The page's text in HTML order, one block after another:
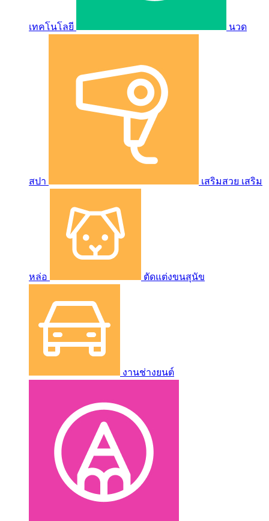
เทคโนโลยี นวด
สปา เสริมสวย เสริม
หล่อ ตัดแต่งขนสุนัข
งานช่างยนต์